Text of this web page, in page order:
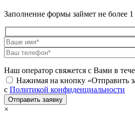
Заполнение формы займет не более
Наш оператор свяжется с Вами в
Нажимая на кнопку «Отправить
с Политикой конфиденциальности
×